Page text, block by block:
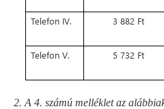
Telefon IV. 3 882 Ft
Telefon V. 5 732 Ft
2. A 4. számú melléklet az